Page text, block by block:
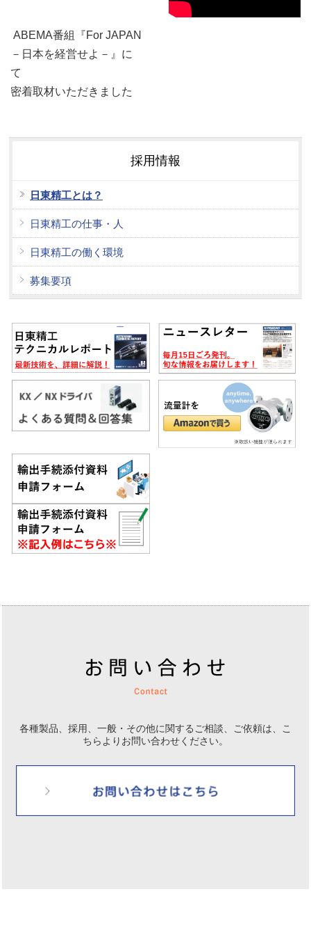
ABEMA番組『For JAPAN
－日本を経営せよ－』に
て
密着取材いただきました
採用情報
日東精工とは？
日東精工の仕事・人
日東精工の働く環境
募集要項
各種製品、採用、一般・その他に関するご相談、ご依頼は、 こ
ちらよりお問い合わせください。